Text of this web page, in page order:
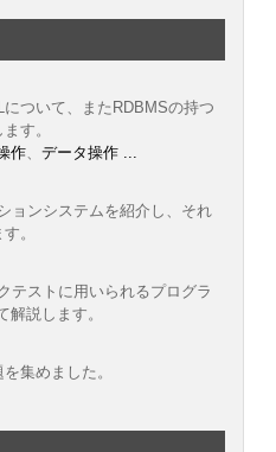
ついて、またRDBMSの持つ
す。
作、 データ操作 ...
ョンシステムを紹介し、それ
。
テストに用いられるプログラ
解説します。
集めました。